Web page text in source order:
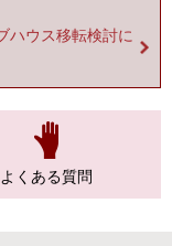
ハウス移転検討に
よくある質問